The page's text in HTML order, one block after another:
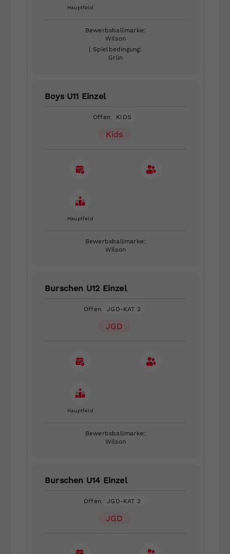
Hauptfeld
Bewerbsballmarke:
Wilson
| Spielbedingung:
Grün
Boys U11 Einzel
Offen KIDS
Kids
Hauptfeld
Bewerbsballmarke:
Wilson
Burschen U12 Einzel
Offen JGD-KAT 2
JGD
Hauptfeld
Bewerbsballmarke:
Wilson
Burschen U14 Einzel
Offen JGD-KAT 2
JGD